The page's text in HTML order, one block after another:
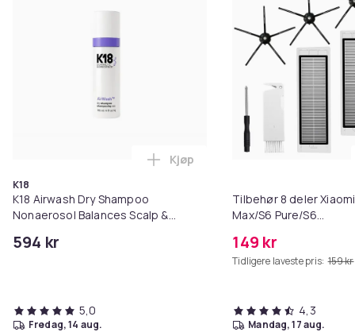
K18
K18 Airwash Dry Shampoo
Nonaerosol Balances Scalp &
594 kr
Legg K18 Airwash Dry
Kjøp
5,0
fredag, 14 aug.
Tilbehør 8 deler
Max/S6 Pure/S6
149 kr
Tidligere laveste pris: 159 kr
4,3
mandag, 17 aug.